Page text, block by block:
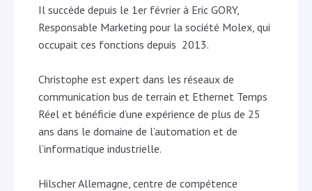
Il succède depuis le 1er février à Eric GORY,
Responsable Marketing pour la société Molex, qui
occupait ces fonctions depuis 2013.
Christophe est expert dans les réseaux de
communication bus de terrain et Ethernet Temps
Réel et bénéficie d’une expérience de plus de 25
ans dans le domaine de l’automation et de
l’informatique industrielle.
Hilscher Allemagne, centre de compétence